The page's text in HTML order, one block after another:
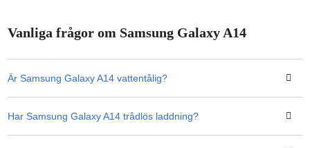
Vanliga frågor om Samsung Galaxy A14
Är Samsung Galaxy A14 vattentålig?
Har Samsung Galaxy A14 trådlös laddning?